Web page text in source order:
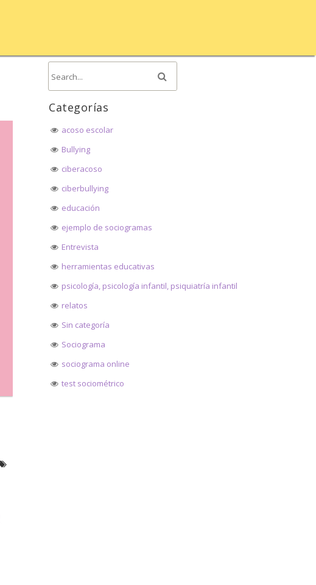
Categorías
acoso escolar
Bullying
ciberacoso
ciberbullying
educación
ejemplo de sociogramas
Entrevista
herramientas educativas
psicología, psicología infantil, psiquiatría infantil
relatos
Sin categoría
Sociograma
sociograma online
test sociométrico